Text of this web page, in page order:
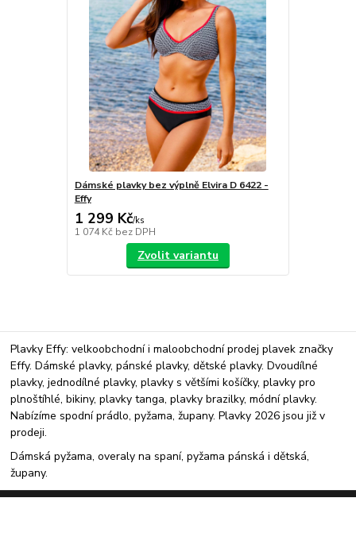
Dámské plavky bez výplně Elvira D 6422 -
Effy
1 299 Kč/ks
1 074 Kč bez DPH
Zvolit variantu
Plavky Effy: velkoobchodní i maloobchodní prodej plavek značky
Effy. Dámské plavky, pánské plavky, dětské plavky. Dvoudílné
plavky, jednodílné plavky, plavky s většími košíčky, plavky pro
plnoštíhlé, bikiny, plavky tanga, plavky brazilky, módní plavky.
Nabízíme spodní prádlo, pyžama, župany. Plavky 2026 jsou již v
prodeji.
Dámská pyžama, overaly na spaní, pyžama pánská i dětská,
župany.